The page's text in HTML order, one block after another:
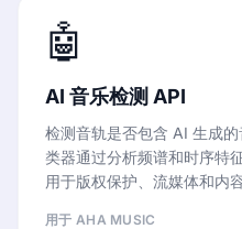
🤖
AI 音乐检测 API
检测音轨是否包含 AI 生成
类器通过分析频谱和时序特
用于版权保护、流媒体和内
用于 AHA MUSIC